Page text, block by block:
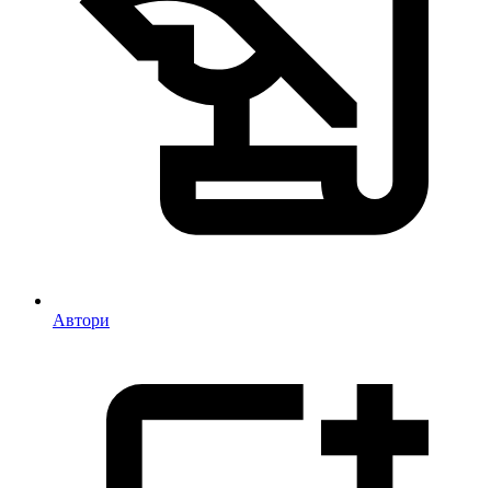
Автори